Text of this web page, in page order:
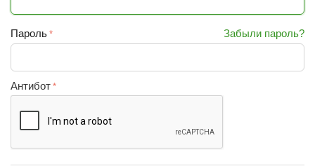
Пароль Забыли пароль?
Антибот